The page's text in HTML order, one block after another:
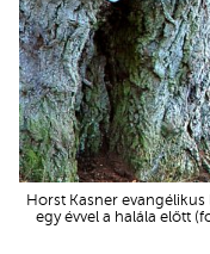
Horst Kasner
egy évvel a halála előtt